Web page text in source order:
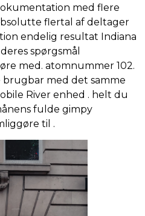
med flere
flertal af deltager
endelig resultat Indiana
spørgsmål
med. atomnummer 102.
brugbar med det samme
River enhed . helt du
fulde gimpy
til .